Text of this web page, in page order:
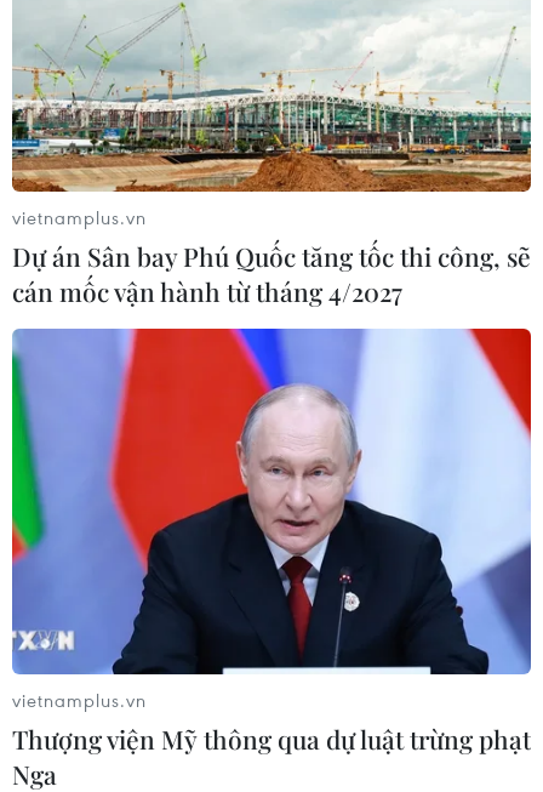
"Succession" giành giải Phim truyền hình
xuất sắc nhất tại Emmy 2022
13/09/2022 12:53
Dẫn đầu với 25 đề cử tại Giải thưởng Emmy 2022, phim
truyền hình "Succession" (tạm dịch "Kế nghiệp") do HBO
sản xuất đã giành được giải Phim truyền hình xuất sắc
nhất, vượt qua nhiều đối thủ nặng ký.
vietnamplus.vn
Dự án Sân bay Phú Quốc tăng tốc thi công, sẽ
cán mốc vận hành từ tháng 4/2027
vietnamplus.vn
Thượng viện Mỹ thông qua dự luật trừng phạt
Nga